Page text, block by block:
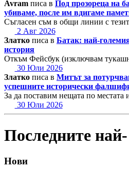
Avram писа в Под прозореца на
убиваме, после им вдигаме
Съгласен съм в общи линии с
2 Авг 2026
Златко писа в Батак: най-
история
Откъм Фейсбук (изключвам
30 Юли 2026
Златко писа в Митът за
успешните исторически
За да поставим нещата по
30 Юли 2026
Последните най-
Нови